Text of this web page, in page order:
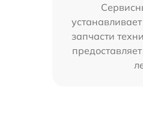
запчасти